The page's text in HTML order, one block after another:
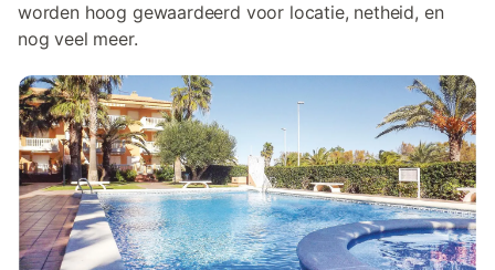
worden hoog gewaardeerd voor locatie, netheid, en
nog veel meer.